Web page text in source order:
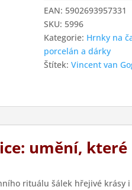
ml
Van
Gogh
Slunečnice
množství
EAN: 5902693957331
SKU: 5996
Kategorie: Hrnky na
porcelán a dárky
Štítek:Vincent van
umění,
rituálu šálek hřejivé krásy